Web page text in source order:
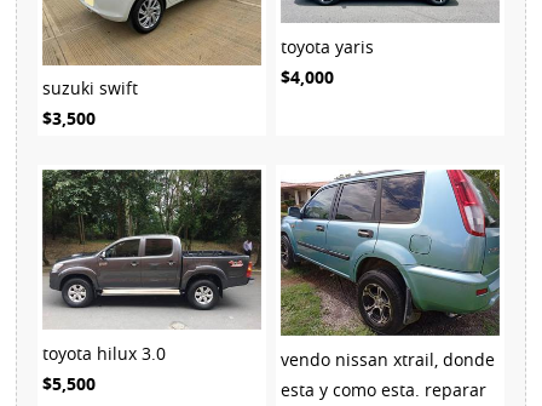
suzuki swift
$3,500
toyota yaris
$4,000
toyota hilux 3.0
$5,500
vendo nissan xtrail, donde
esta y como esta. reparar